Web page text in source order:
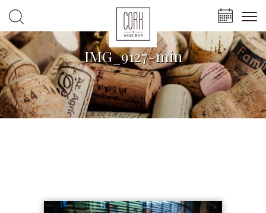
IMG_9127-min